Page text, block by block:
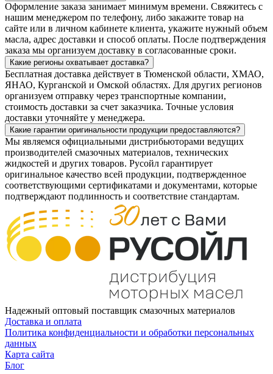
Оформление заказа занимает минимум времени. Свяжитесь с
нашим менеджером по телефону, либо закажите товар на
сайте или в личном кабинете клиента, укажите нужный объем
масла, адрес доставки и способ оплаты. После подтверждения
заказа мы организуем доставку в согласованные сроки.
Какие регионы охватывает доставка?
Бесплатная доставка действует в Тюменской области, ХМАО,
ЯНАО, Курганской и Омской областях. Для других регионов
организуем отправку через транспортные компании,
стоимость доставки за счет заказчика. Точные условия
доставки уточняйте у менеджера.
Какие гарантии оригинальности продукции предоставляются?
Мы являемся официальными дистрибьюторами ведущих
производителей смазочных материалов, технических
жидкостей и других товаров. Русойл гарантирует
оригинальное качество всей продукции, подтвержденное
соответствующими сертификатами и документами, которые
подтверждают подлинность и соответствие стандартам.
Надежный оптовый поставщик смазочных материалов
Доставка и оплата
Политика конфиденциальности и обработки персональных
данных
Карта сайта
Блог